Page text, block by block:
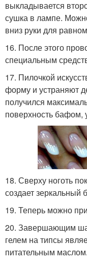
выкладывается
сушка в лампе.
вниз руки для
16. После этого
специальным
17. Пилочкой
форму и устраняют
получился
поверхность бафом,
18. Сверху ноготь
создает зеркальный
19. Теперь можно
20. Завершающим
гелем на типсы
питательным маслом.